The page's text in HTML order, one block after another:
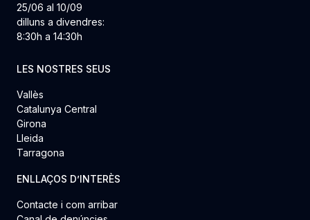
25/06 al 10/09
dilluns a divendres:
8:30h a 14:30h
LES NOSTRES SEUS
Vallès
Catalunya Central
Girona
Lleida
Tarragona
ENLLAÇOS D’INTERÈS
Contacte i com arribar